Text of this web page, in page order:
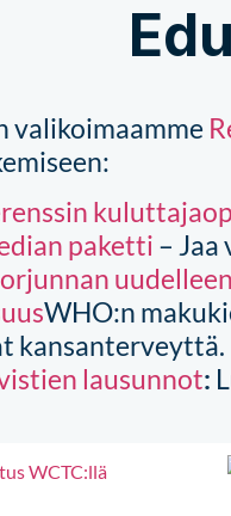
valikoimaamme
paketti –
WHO:n
kansanterveyttä.
lausunnot: